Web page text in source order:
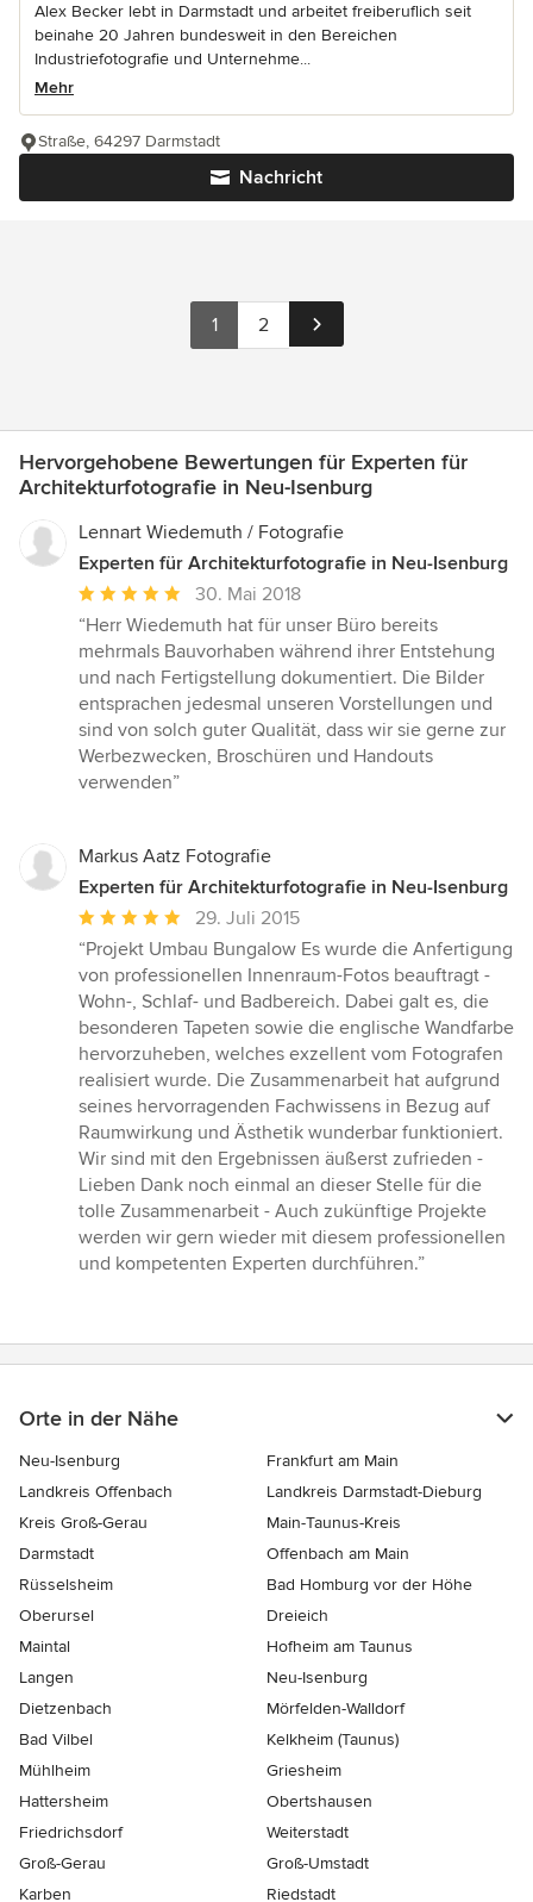
Alex Becker lebt in Darmstadt und arbeitet freiberuflich seit
beinahe 20 Jahren bundesweit in den Bereichen
Industriefotografie und Unternehme...
Mehr
Nachricht
Straße, 64297 Darmstadt
1 2
Hervorgehobene Bewertungen für Experten für
Architekturfotografie in Neu-Isenburg
Lennart Wiedemuth / Fotografie
Experten für Architekturfotografie in Neu-Isenburg
Durchschnittliche
Bewertung:
5
von
5
Sternen
30. Mai 2018
“Herr Wiedemuth hat für unser Büro bereits
mehrmals Bauvorhaben während ihrer Entstehung
und nach Fertigstellung dokumentiert. Die Bilder
entsprachen jedesmal unseren Vorstellungen und
sind von solch guter Qualität, dass wir sie gerne zur
Werbezwecken, Broschüren und Handouts
verwenden”
Markus Aatz Fotografie
Experten für Architekturfotografie in Neu-Isenburg
Durchschnittliche
Bewertung:
5
von
5
Sternen
29. Juli 2015
“Projekt Umbau Bungalow Es wurde die Anfertigung
von professionellen Innenraum-Fotos beauftragt -
Wohn-, Schlaf- und Badbereich. Dabei galt es, die
besonderen Tapeten sowie die englische Wandfarbe
hervorzuheben, welches exzellent vom Fotografen
realisiert wurde. Die Zusammenarbeit hat aufgrund
seines hervorragenden Fachwissens in Bezug auf
Raumwirkung und Ästhetik wunderbar funktioniert.
Wir sind mit den Ergebnissen äußerst zufrieden -
Lieben Dank noch einmal an dieser Stelle für die
tolle Zusammenarbeit - Auch zukünftige Projekte
werden wir gern wieder mit diesem professionellen
und kompetenten Experten durchführen.”
Orte in der Nähe
Neu-Isenburg
Frankfurt am Main
Landkreis Offenbach
Landkreis Darmstadt-Dieburg
Kreis Groß-Gerau
Main-Taunus-Kreis
Darmstadt
Offenbach am Main
Rüsselsheim
Bad Homburg vor der Höhe
Oberursel
Dreieich
Maintal
Hofheim am Taunus
Langen
Neu-Isenburg
Dietzenbach
Mörfelden-Walldorf
Bad Vilbel
Kelkheim (Taunus)
Mühlheim
Griesheim
Hattersheim
Obertshausen
Friedrichsdorf
Weiterstadt
Groß-Gerau
Groß-Umstadt
Karben
Riedstadt